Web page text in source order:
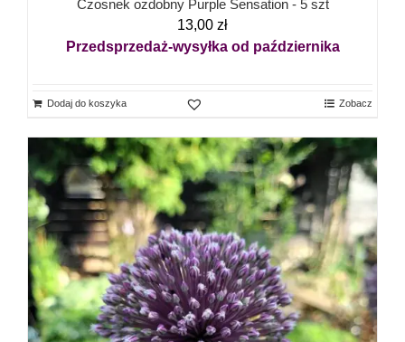
Czosnek ozdobny Purple Sensation - 5 szt
13,00 zł
Przedsprzedaż-wysyłka od października
Dodaj do koszyka Zobacz